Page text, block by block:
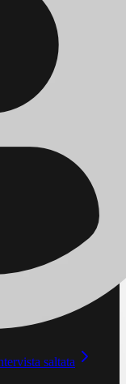
saltata